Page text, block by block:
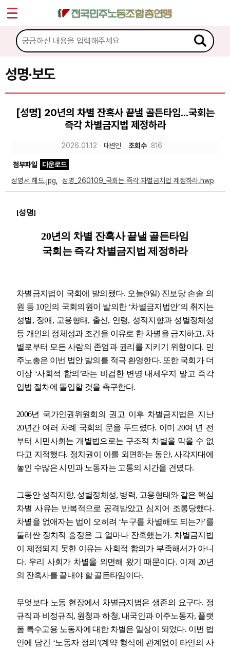
성명·보도
[성명] 20년의 차별 잔혹사 끝낼 골든타임...국회는
즉각 차별금지법 제정하라
2026.01.12 대변인 조회수 816
첨부파일
다운로드
성명서 헤드.jpg
성명_260109_국회는 즉각 차별금지법 제정하라.hwp
[성명]
20년의 차별 잔혹사 끝낼 골든타임
국회는 즉각 차별금지법 제정하라
차별금지법이 국회에 발의됐다. 오늘(9일) 진보당 손솔 의
원 등 10인의 국회의원이 발의한 ‘차별금지법안’의 취지는
성별, 장애 , 고용형태, 출신, 연령, 성적지향과 성별정체성
등 개인의 정체성과 조건을 이유로 한 차별을 금지하고, 차
별로부터 모든 사람의 존엄과 권리를 지키기 위함이다. 민
주노총은 이번 법안 발의를 적극 환영한다. 또한 국회가 더
이상 ‘사회적 합의 ’라는 비겁한 변명 내세우지 말고 즉각
입법 절차에 돌입할 것을 촉구한다.
2006년 국가인권위원회의 권고 이후 차별금지법은 지난
20년간 여러 차례 국회의 문을 두드렸다. 이미 20여 년 전
부터 시민사회는 개별법으로는 구조적 차별을 막을 수 없
다고 지적했다. 정치권이 이를 외면하는 동안,사각지대에
놓인 수많은 시민과 노동자는 고통의 시간을 견뎠다.
그동안 성적지향, 성별정체성, 병력, 고용형태와 같은 핵심
차별 사유는 반복적으로 공격받았고 심지어 조롱당했다.
차별을 없애자는 법이 오히려 ‘누구를 차별해도 되는가’를
둘러싼 정치적 흥정은 그 얼마나 잔혹했는가. 차별금지법
이 제정되지 못한 이유는 사회적 합의가 부족해서가 아니
다. 우리 사회가 차별을 외면해 왔기 때문이다. 이제 20년
의 잔혹사를 끝내야 할 골든타임이다.
무엇보다 노동 현장에서 차별금지법은 생존의 요구다. 정
규직과 비정규직, 원청과 하청, 내국인과 이주노동자, 플랫
폼 특수고용 노동자에 대한 차별은 일상이 되었다. 이번 법
안에 담긴 ‘노동자 정의 ’(계약 형식에 관계없이 타인의 사
마이페이지
소개
소식
공지사항
성명·보도
노동상담
자료
Sketchbook5, 스케치북5
Sketchbook5, 스케치북5